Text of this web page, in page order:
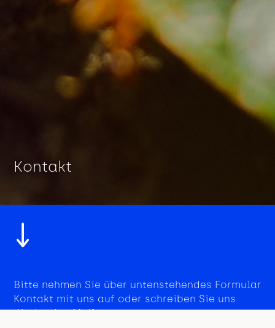
Kontakt
Bitte nehmen Sie über untenstehendes Formular
Kontakt mit uns auf oder schreiben Sie uns
direkt eine Mail an: